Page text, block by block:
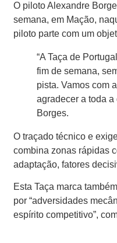
O piloto Alexandre
semana, em Mação,
piloto parte com um
“A Taça de
fim de semana,
pista. Vamos com
agradecer a toda
Borges.
O traçado técnico e
combina zonas rápidas
adaptação, fatores
Esta Taça marca
por “adversidades
espírito competitivo”,